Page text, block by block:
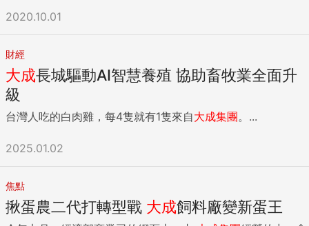
2020.10.01
財經
大成長城驅動AI智慧養殖 協助畜牧業全面升
級
台灣人吃的白肉雞，每4隻就有1隻來自大成集團。...
2025.01.02
焦點
揪蛋農二代打轉型戰 大成飼料廠變新蛋王